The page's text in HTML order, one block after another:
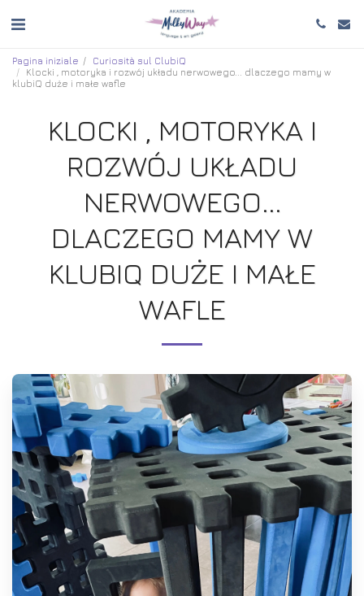
Pagina iniziale
Curiosità sul ClubiQ
Klocki , motoryka i rozwój układu nerwowego... dlaczego mamy w
klubiQ duże i małe wafle
KLOCKI , MOTORYKA I
ROZWÓJ UKŁADU
NERWOWEGO...
DLACZEGO MAMY W
KLUBIQ DUŻE I MAŁE
WAFLE